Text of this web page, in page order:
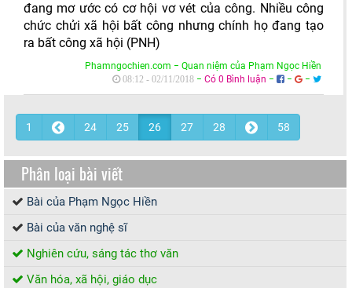
đang mơ ước có cơ hội vơ vét của công. Nhiều công
chức chửi xã hội bất công nhưng chính họ đang tạo
ra bất công xã hội (PNH)
Phamngochien.com − Quan niệm của Phạm Ngọc Hiền
08:12 - 02/11/2018 − Có 0 Bình luận − − −
1 24 25 26 27 28 58
Phân loại bài viết
Bài của Phạm Ngọc Hiền
Bài của văn nghệ sĩ
Nghiên cứu, sáng tác thơ văn
Văn hóa, xã hội, giáo dục